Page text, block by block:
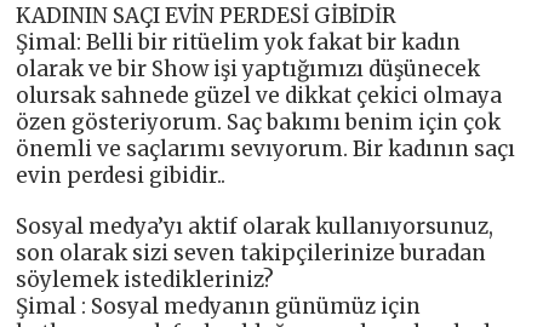
KADININ SAÇI EVİN PERDESİ GİBİDİR
Şimal: Belli bir ritüelim yok fakat bir kadın
olarak ve bir Show işi yaptığımızı düşünecek
olursak sahnede güzel ve dikkat çekici olmaya
özen gösteriyorum. Saç bakımı benim için çok
önemli ve saçlarımı sevıyorum. Bir kadının saçı
evin perdesi gibidir..
Sosyal medya’yı aktif olarak kullanıyorsunuz,
son olarak sizi seven takipçilerinize buradan
söylemek istedikleriniz?
Şimal : Sosyal medyanın günümüz için